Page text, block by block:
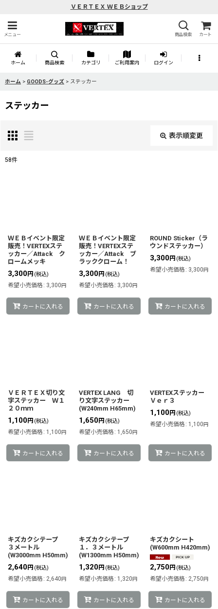
ＶＥＲＴＥＸ ＷＥＢショップ
メニュー 商品検索 カート
ホーム 商品検索 カテゴリ ご利用案内 ログイン
ホーム > GOODS-グッズ > ステッカー
ステッカー
表示順変更
絞り込む
58件
ＷＥＢイベント限定
販売！VERTEXステ
ッカー／Attack ク
ロームメッキ
3,300円 (税込)
希望小売価格 : 3,300円
カートに入れる
ＷＥＢイベント限定
販売！VERTEXステ
ッカー／Attack ブ
ラッククローム！
3,300円 (税込)
希望小売価格 : 3,300円
カートに入れる
ROUND Sticker（ラ
ウンドステッカー）
3,300円 (税込)
希望小売価格 : 3,300円
カートに入れる
ＶＥＲＴＥＸ切り文
字ステッカー Ｗ１
２０ｍｍ
1,100円 (税込)
希望小売価格 : 1,100円
カートに入れる
VERTEX LANG 切
り文字ステッカー
(W240mm H65mm)
1,650円 (税込)
希望小売価格 : 1,650円
カートに入れる
VERTEXステッカー
Ｖｅｒ３
1,100円 (税込)
希望小売価格 : 1,100円
カートに入れる
キズカクシテープ
３メートル
(W3000mm H50mm)
2,640円 (税込)
希望小売価格 : 2,640円
カートに入れる
キズカクシテープ
１．３メートル
(W1300mm H50mm)
1,320円 (税込)
希望小売価格 : 1,320円
カートに入れる
キズカクシート
(W600mm H420mm)
2,750円 (税込)
希望小売価格 : 2,750円
カートに入れる